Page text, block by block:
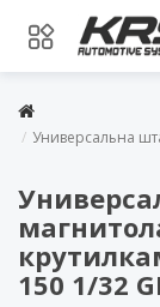
Универсальна
150 1/32